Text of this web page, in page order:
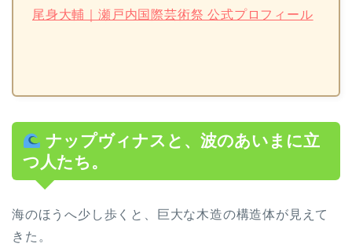
尾身大輔｜瀬戸内国際芸術祭 公式プロフィール
ナップヴィナスと、波のあいまに立
つ人たち。
海のほうへ少し歩くと、巨大な木造の構造体が見えて
きた。